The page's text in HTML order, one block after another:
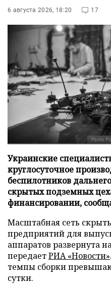
6 августа 2026, 18:20 17
Украинские
круглосуточное
беспилотников
скрытых подземных
финансировании,
Масштабная сеть
предприятий для
аппаратов развернута
передаетРИА «Новости»
темпы сборки
сутки.